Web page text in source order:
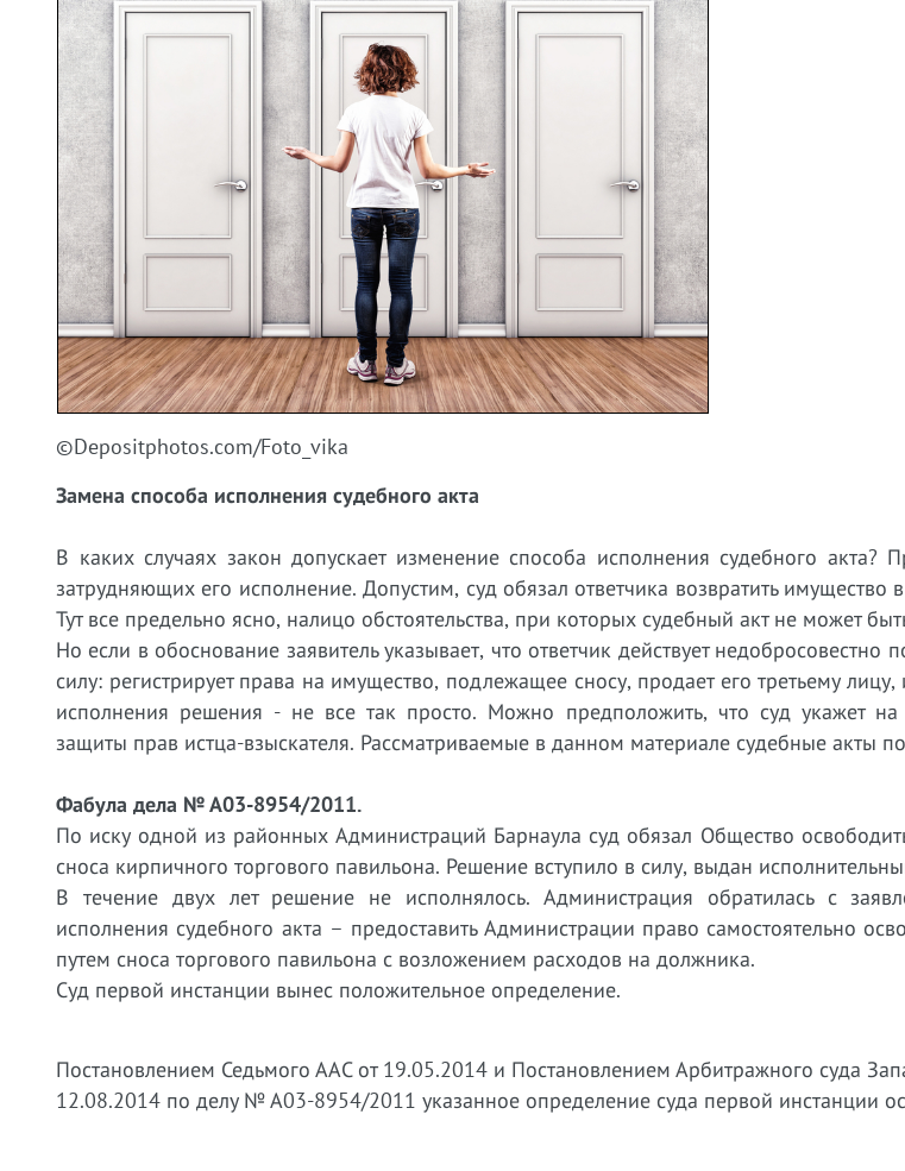
©Depositphotos.com/Foto_vika
Замена способа исполнения судебного акта
В каких случаях закон допускает изменение способа исполнения судебного акта?
затрудняющих его исполнение. Допустим, суд обязал ответчика возвратить имущество
Тут все предельно ясно, налицо обстоятельства, при которых судебный акт не может
Но если в обоснование заявитель указывает, что ответчик действует недобросовестно
силу: регистрирует права на имущество, подлежащее сносу, продает его третьему
исполнения решения - не все так просто. Можно предположить, что суд укажет на
защиты прав истца-взыскателя. Рассматриваемые в данном материале судебные акты
Фабула дела № А03-8954/2011.
По иску одной из районных Администраций Барнаула суд обязал Общество
сноса кирпичного торгового павильона. Решение вступило в силу, выдан
В течение двух лет решение не исполнялось. Администрация обратилась с
исполнения судебного акта – предоставить Администрации право самостоятельно
путем сноса торгового павильона с возложением расходов на должника.
Суд первой инстанции вынес положительное определение.
Постановлением Седьмого ААС от 19.05.2014 и Постановлением Арбитражного суда
12.08.2014 по делу № А03-8954/2011 указанное определение суда первой инстанции